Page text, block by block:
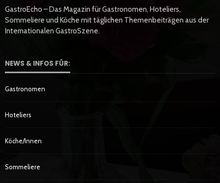
GastroEcho – Das Magazin für Gastronomen, Hoteliers,
Sommeliere und Köche mit täglichen Themenbeiträgen aus der
Internationalen GastroSzene.
NEWS & INFOS FÜR:
Gastronomen
Hoteliers
Köche/innen
Sommeliere